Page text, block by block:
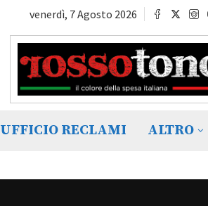
venerdì, 7 Agosto 2026
UFFICIO RECLAMI ALTRO